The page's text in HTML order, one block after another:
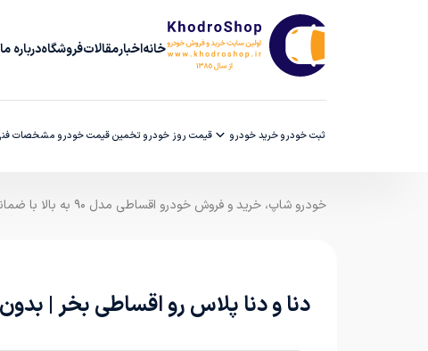
خانهاخبارمقالاتفروشگاهدرباره‌ ما
ثبت خودروخرید خودرو قیمت روز خودرو تخمین قیمت خودرو مشخصات
خودرو شاپ، خرید و فروش خودرو اقساطی مدل ۹۰ به بالا با ضمانت کارشناسی
دنا و دنا پلاس رو اقساطی بخر |